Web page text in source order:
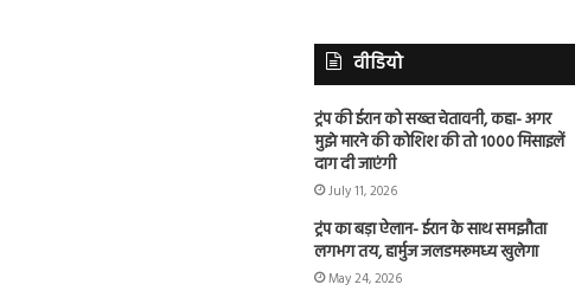
वीडियो
ट्रंप की ईरान को सख्त चेतावनी, कहा- अगर
मुझे मारने की कोशिश की तो 1000 मिसाइलें
दाग दी जाएंगी
July 11, 2026
ट्रंप का बड़ा ऐलान- ईरान के साथ समझौता
लगभग तय, हार्मुज जलडमरूमध्य खुलेगा
May 24, 2026